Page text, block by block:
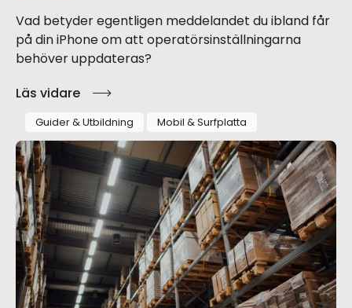
Vad betyder egentligen meddelandet du ibland får
på din iPhone om att operatörsinställningarna
behöver uppdateras?
Läs vidare
Guider & Utbildning Mobil & Surfplatta